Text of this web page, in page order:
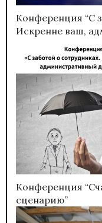
Конференция “С
Искренне ваш,
Конференция
сценарию”